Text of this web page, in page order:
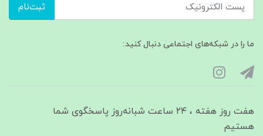
ثبت‌نام
ما را در شبکه‌های اجتماعی دنبال کنید:
هفت روز هفته ، ۲۴ ساعت شبانه‌روز پاسخگوی شما
هستیم